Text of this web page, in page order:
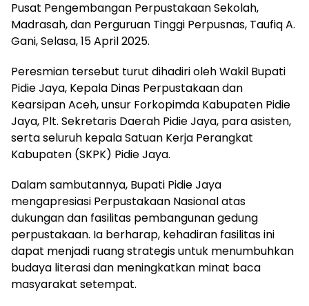
Pusat Pengembangan Perpustakaan Sekolah,
Madrasah, dan Perguruan Tinggi Perpusnas, Taufiq A.
Gani, Selasa, 15 April 2025.
Peresmian tersebut turut dihadiri oleh Wakil Bupati
Pidie Jaya, Kepala Dinas Perpustakaan dan
Kearsipan Aceh, unsur Forkopimda Kabupaten Pidie
Jaya, Plt. Sekretaris Daerah Pidie Jaya, para asisten,
serta seluruh kepala Satuan Kerja Perangkat
Kabupaten (SKPK) Pidie Jaya.
Dalam sambutannya, Bupati Pidie Jaya
mengapresiasi Perpustakaan Nasional atas
dukungan dan fasilitas pembangunan gedung
perpustakaan. Ia berharap, kehadiran fasilitas ini
dapat menjadi ruang strategis untuk menumbuhkan
budaya literasi dan meningkatkan minat baca
masyarakat setempat.